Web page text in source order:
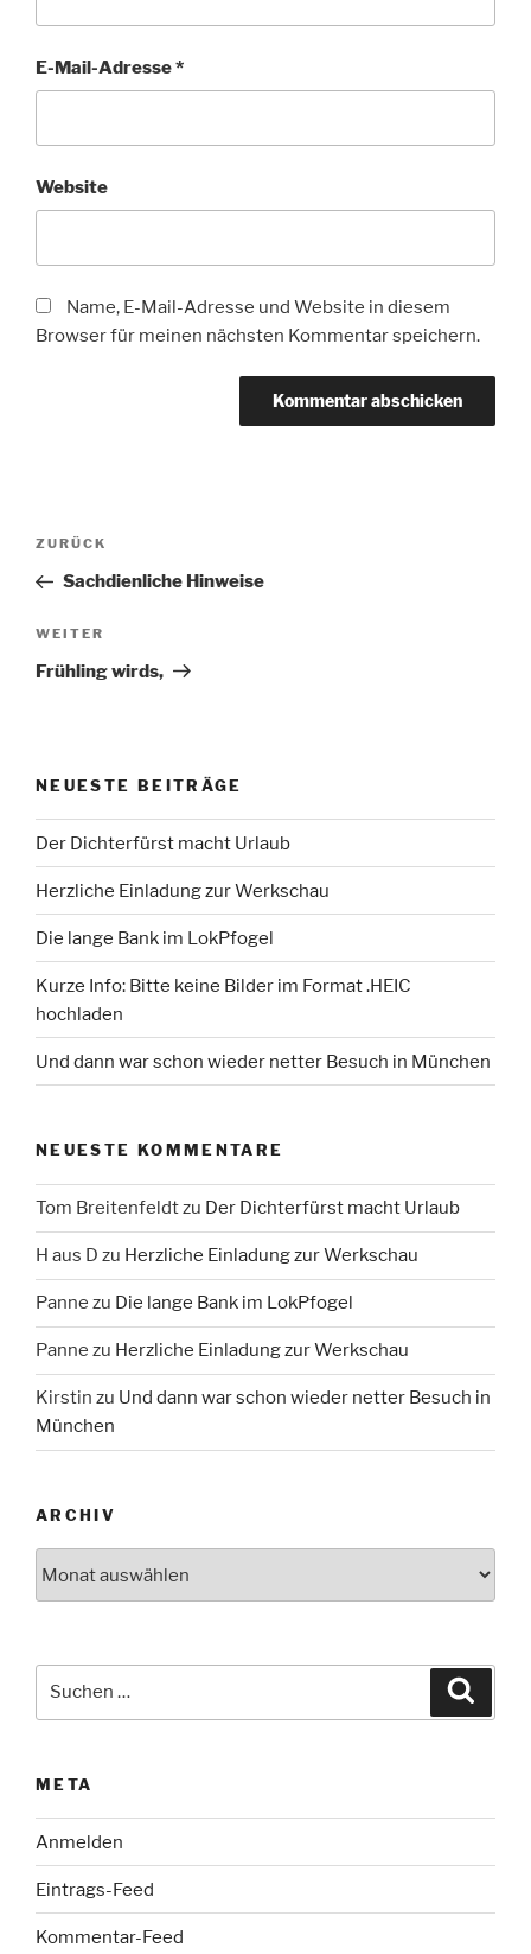
E-Mail-Adresse*
Website
Name, E-Mail-Adresse und Website in diesem
Browser für meinen nächsten Kommentar speichern.
Beitragsnavigation
Vorheriger
Beitrag
ZURÜCK
Sachdienliche Hinweise
Nächster
Beitrag
WEITER
Frühling wirds,
NEUESTE BEITRÄGE
Der Dichterfürst macht Urlaub
Herzliche Einladung zur Werkschau
Die lange Bank im LokPfogel
Kurze Info: Bitte keine Bilder im Format .HEIC
hochladen
Und dann war schon wieder netter Besuch in München
NEUESTE KOMMENTARE
Tom Breitenfeldtzu Der Dichterfürst macht Urlaub
H aus D zu Herzliche Einladung zur Werkschau
Panne zu Die lange Bank im LokPfogel
Panne zu Herzliche Einladung zur Werkschau
Kirstin zu Und dann war schon wieder netter Besuch in
München
ARCHIV
META
Anmelden
Eintrags-Feed
Kommentar-Feed